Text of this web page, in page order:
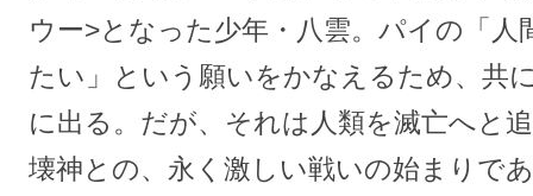
ウー>となった少年・八雲。パイの「人
たい」という願いをかなえるため、共
に出る。だが、それは人類を滅亡へと
壊神との、永く激しい戦いの始まりで